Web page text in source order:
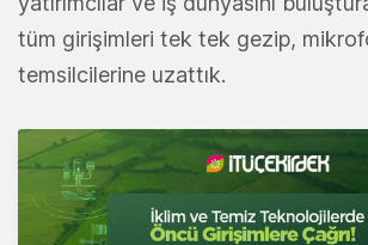
tüm girişimleri tek tek gezip,
temsilcilerine uzattık.